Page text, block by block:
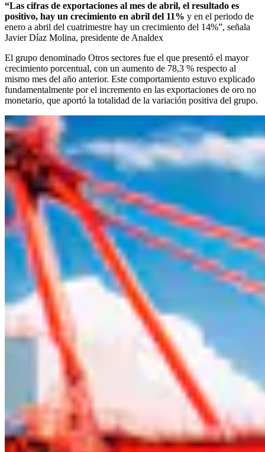
“Las cifras de exportaciones al mes de abril, el resultado es
positivo, hay un crecimiento en abril del 11% y en el periodo de
enero a abril del cuatrimestre hay un crecimiento del 14%”, señala
Javier Díaz Molina, presidente de Analdex
El grupo denominado Otros sectores fue el que presentó el mayor
crecimiento porcentual, con un aumento de 78,3 % respecto al
mismo mes del año anterior. Este comportamiento estuvo explicado
fundamentalmente por el incremento en las exportaciones de oro no
monetario, que aportó la totalidad de la variación positiva del grupo.